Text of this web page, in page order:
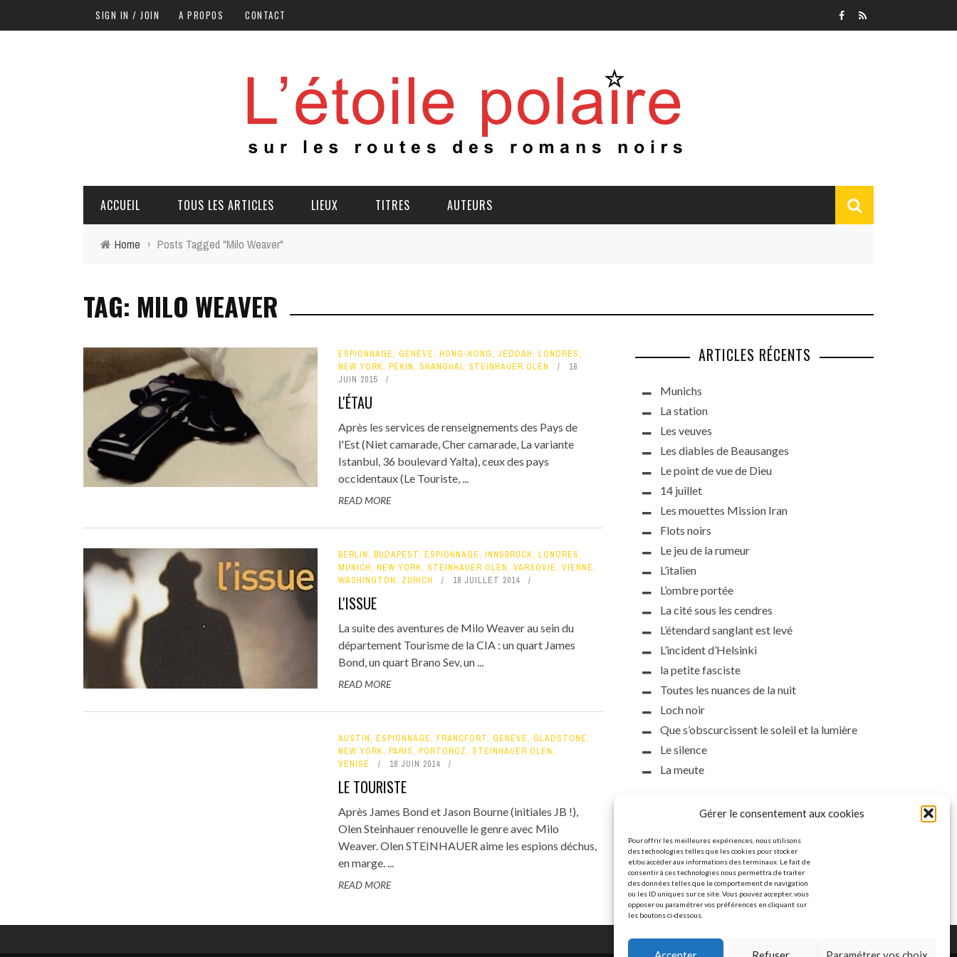
Gérer le consentement aux cookies
Pour offrir les meilleures expériences, nous utilisons
des technologies telles que les cookies pour stocker
et/ou accéder aux informations des terminaux. Le fait de
consentir à ces technologies nous permettra de traiter
des données telles que le comportement de navigation
ou les ID uniques sur ce site. Vous pouvez accepter, vous
opposer ou paramétrer vos préférences en cliquant sur
les boutons ci-dessous.
SIGN IN / JOIN A PROPOS CONTACT
ACCUEIL TOUS LES ARTICLES LIEUX TITRES AUTEURS
Home › Posts Tagged "Milo Weaver"
TAG: MILO WEAVER
ESPIONNAGE, GENÈVE, HONG-KONG, JEDDAH, LONDRES,
NEW YORK, PÉKIN, SHANGHAI, STEINHAUER OLEN
18
JUIN 2015
L'ÉTAU
Après les services de renseignements des Pays de
l'Est (Niet camarade, Cher camarade, La variante
Istanbul, 36 boulevard Yalta), ceux des pays
occidentaux (Le Touriste, ...
READ MORE
BERLIN, BUDAPEST, ESPIONNAGE, INNSBRUCK, LONDRES,
MUNICH, NEW YORK, STEINHAUER OLEN, VARSOVIE, VIENNE,
WASHINGTON, ZURICH 18 JUILLET 2014
L'ISSUE
La suite des aventures de Milo Weaver au sein du
département Tourisme de la CIA : un quart James
Bond, un quart Brano Sev, un ...
READ MORE
AUSTIN, ESPIONNAGE, FRANCFORT, GENÈVE, GLADSTONE,
NEW YORK, PARIS, PORTOROZ, STEINHAUER OLEN,
VENISE
18 JUIN 2014
LE TOURISTE
Après James Bond et Jason Bourne (initiales JB !),
Olen Steinhauer renouvelle le genre avec Milo
Weaver. Olen STEINHAUER aime les espions déchus,
en marge. ...
READ MORE
ARTICLES RÉCENTS
Munichs
La station
Les veuves
Les diables de Beausanges
Le point de vue de Dieu
14 juillet
Les mouettes Mission Iran
Flots noirs
Le jeu de la rumeur
L’italien
L’ombre portée
La cité sous les cendres
L’étendard sanglant est levé
L’incident d’Helsinki
la petite fasciste
Toutes les nuances de la nuit
Loch noir
Que s’obscurcissent le soleil et la lumière
Le silence
La meute